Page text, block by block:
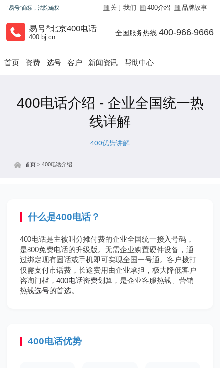
“易号”商标，法院确权 关于我们 400介绍 品牌故事
易号®北京400电话
400.bj.cn
全国服务热线:400-966-9666
首页 资费 选号 客户 新闻资讯 帮助中心
400电话介绍 - 企业全国统一热
线详解
400优势讲解
首页 >400电话介绍
什么是400电话？
400电话是主被叫分摊付费的企业全国统一接入号码，
是800免费电话的升级版。无需企业购置硬件设备，通
过绑定现有固话或手机即可实现全国一号通。客户拨打
仅需支付市话费，长途费用由企业承担，极大降低客户
咨询门槛， 400电话资费划算，是企业客服热线、营销
热线选号的首选。
400电话优势